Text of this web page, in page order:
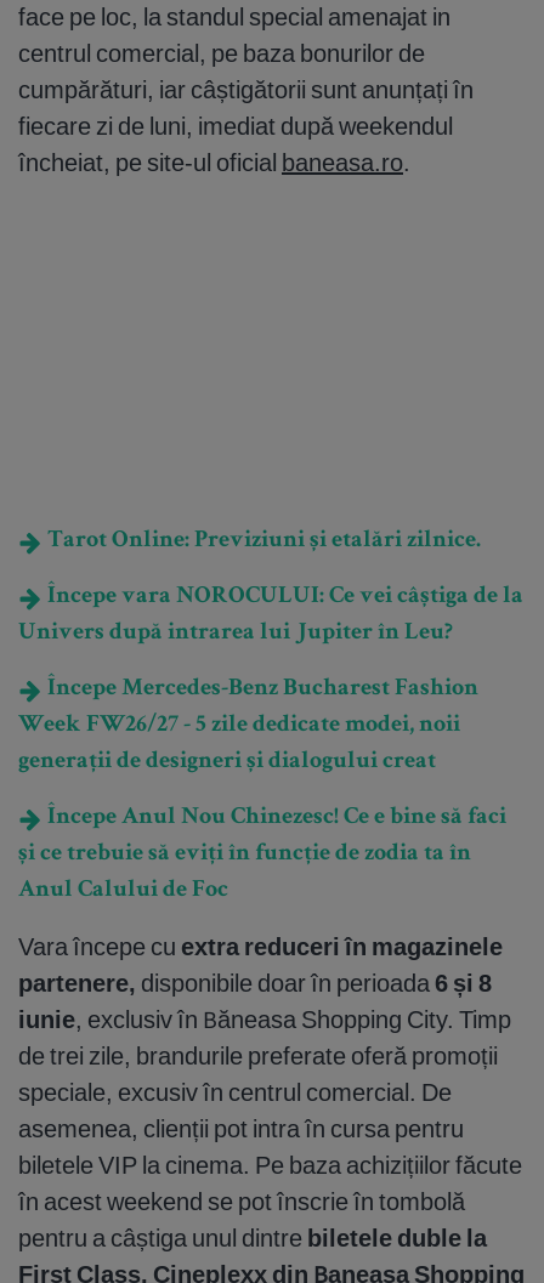
face pe loc, la standul special amenajat in
centrul comercial, pe baza bonurilor de
cumpărături, iar câștigătorii sunt anunțați în
fiecare zi de luni, imediat după weekendul
încheiat, pe site-ul oficial baneasa.ro.
Tarot Online: Previziuni și etalări zilnice.
Începe vara NOROCULUI: Ce vei câștiga de la
Univers după intrarea lui Jupiter în Leu?
Începe Mercedes-Benz Bucharest Fashion
Week FW26/27 - 5 zile dedicate modei, noii
generații de designeri și dialogului creat
Începe Anul Nou Chinezesc! Ce e bine să faci
și ce trebuie să eviți în funcție de zodia ta în
Anul Calului de Foc
Vara începe cu extra reduceri în magazinele
partenere, disponibile doar în perioada6 și 8
iunie, exclusiv în Băneasa Shopping City. Timp
de trei zile, brandurile preferate oferă promoții
speciale, excusiv în centrul comercial. De
asemenea, clienții pot intra în cursa pentru
biletele VIP la cinema. Pe baza achizițiilor făcute
în acest weekend se pot înscrie în tombolă
pentru a câștiga unul dintre biletele duble la
First Class, Cineplexx din Baneasa Shopping